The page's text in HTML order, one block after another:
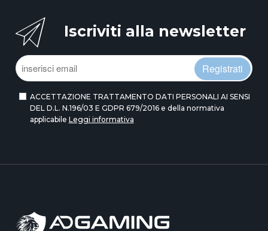
Iscriviti alla newsletter
Registrati
ACCETTAZIONE TRATTAMENTO DATI PERSONALI AI SENSI
DEL D.L. N.196/03 E GDPR 679/2016 e della normativa
applicabile Leggi informativa